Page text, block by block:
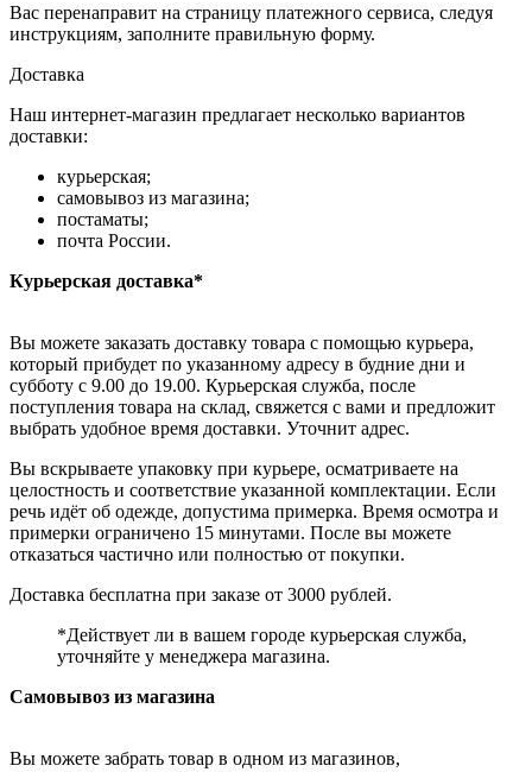
Вас перенаправит на страницу платежного сервиса, следуя
инструкциям, заполните правильную форму.
Доставка
Наш интернет-магазин предлагает несколько вариантов
доставки:
курьерская;
самовывоз из магазина;
постаматы;
почта России.
Курьерская доставка*
Вы можете заказать доставку товара с помощью курьера,
который прибудет по указанному адресу в будние дни и
субботу с 9.00 до 19.00. Курьерская служба, после
поступления товара на склад, свяжется с вами и предложит
выбрать удобное время доставки. Уточнит адрес.
Вы вскрываете упаковку при курьере, осматриваете на
целостность и соответствие указанной комплектации. Если
речь идёт об одежде, допустима примерка. Время осмотра и
примерки ограничено 15 минутами. После вы можете
отказаться частично или полностью от покупки.
Доставка бесплатна при заказе от 3000 рублей.
*Действует ли в вашем городе курьерская служба,
уточняйте у менеджера магазина.
Самовывоз из магазина
Вы можете забрать товар в одном из магазинов,